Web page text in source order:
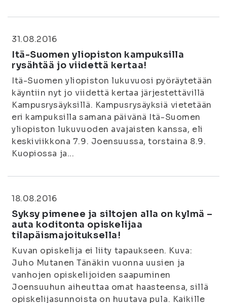
31.08.2016
Itä-Suomen yliopiston kampuksilla
rysähtää jo viidettä kertaa!
Itä-Suomen yliopiston lukuvuosi pyöräytetään
käyntiin nyt jo viidettä kertaa järjestettävillä
Kampusrysäyksillä. Kampusrysäyksiä vietetään
eri kampuksilla samana päivänä Itä-Suomen
yliopiston lukuvuoden avajaisten kanssa, eli
keskiviikkona 7.9. Joensuussa, torstaina 8.9.
Kuopiossa ja...
18.08.2016
Syksy pimenee ja siltojen alla on kylmä –
auta koditonta opiskelijaa
tilapäismajoituksella!
Kuvan opiskelija ei liity tapaukseen. Kuva:
Juho Mutanen Tänäkin vuonna uusien ja
vanhojen opiskelijoiden saapuminen
Joensuuhun aiheuttaa omat haasteensa, sillä
opiskelijasunnoista on huutava pula. Kaikille